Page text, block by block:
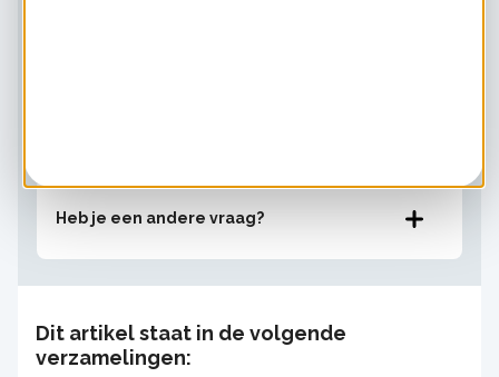
Heb je een andere vraag?
Dit artikel staat in de volgende
verzamelingen: